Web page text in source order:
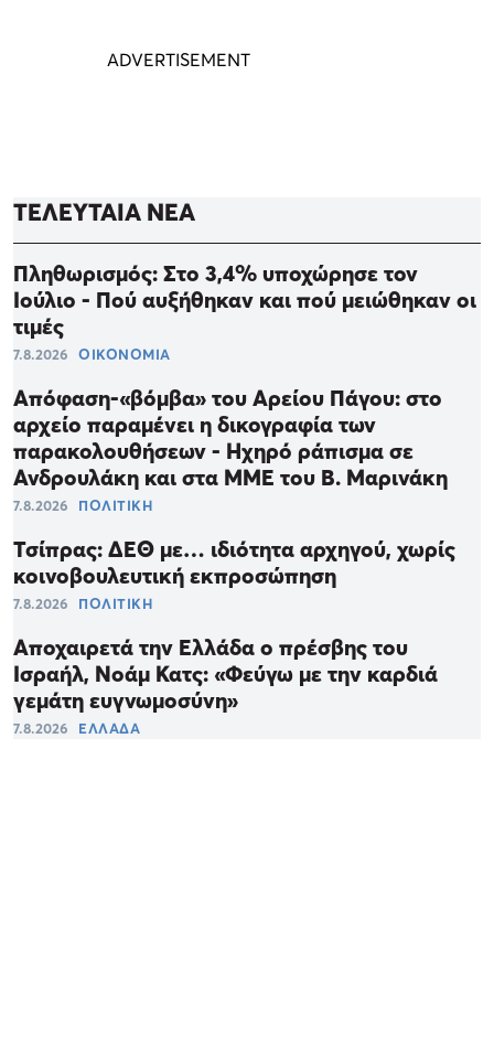
ΤΕΛΕΥΤΑΙΑ ΝΕΑ
Πληθωρισμός: Στο 3,4% υποχώρησε τον
Ιούλιο - Πού αυξήθηκαν και πού μειώθηκαν οι
τιμές
7.8.2026 ΟΙΚΟΝΟΜΙΑ
Απόφαση-«βόμβα» του Αρείου Πάγου: στο
αρχείο παραμένει η δικογραφία των
παρακολουθήσεων - Ηχηρό ράπισμα σε
Ανδρουλάκη και στα ΜΜΕ του Β. Μαρινάκη
7.8.2026 ΠΟΛΙΤΙΚΗ
Τσίπρας: ΔΕΘ με… ιδιότητα αρχηγού, χωρίς
κοινοβουλευτική εκπροσώπηση
7.8.2026 ΠΟΛΙΤΙΚΗ
Αποχαιρετά την Ελλάδα ο πρέσβης του
Ισραήλ, Νοάμ Κατς: «Φεύγω με την καρδιά
γεμάτη ευγνωμοσύνη»
7.8.2026 ΕΛΛΑΔΑ